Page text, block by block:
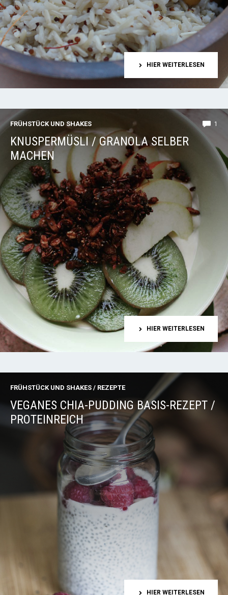
HIER WEITERLESEN
FRÜHSTÜCK UND SHAKES 1
KNUSPERMÜSLI / GRANOLA SELBER
MACHEN
HIER WEITERLESEN
FRÜHSTÜCK UND SHAKES / REZEPTE
VEGANES CHIA-PUDDING BASIS-REZEPT /
PROTEINREICH
HIER WEITERLESEN